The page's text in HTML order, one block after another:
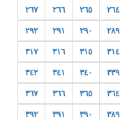
٢٦٤ ٢٦٥ ٢٦٦ ٢٦٧
٢٨٩ ٢٩٠ ٢٩١ ٢٩٢
٣١٤ ٣١٥ ٣١٦ ٣١٧
٣٣٩ ٣٤٠ ٣٤١ ٣٤٢
٣٦٤ ٣٦٥ ٣٦٦ ٣٦٧
٣٨٩ ٣٩٠ ٣٩١ ٣٩٢